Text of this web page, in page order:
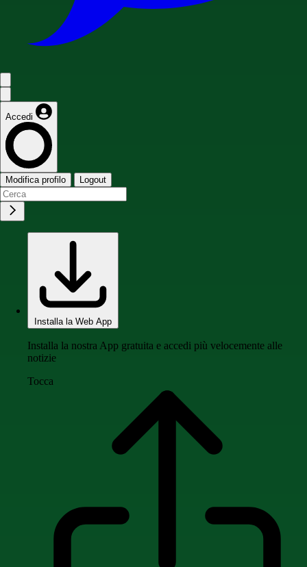
Accedi
Modifica profilo Logout
Installa la Web App
Installa la nostra App gratuita e accedi più velocemente alle
notizie
Tocca